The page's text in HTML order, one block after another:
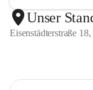
Unser
Eisenstädterstraße